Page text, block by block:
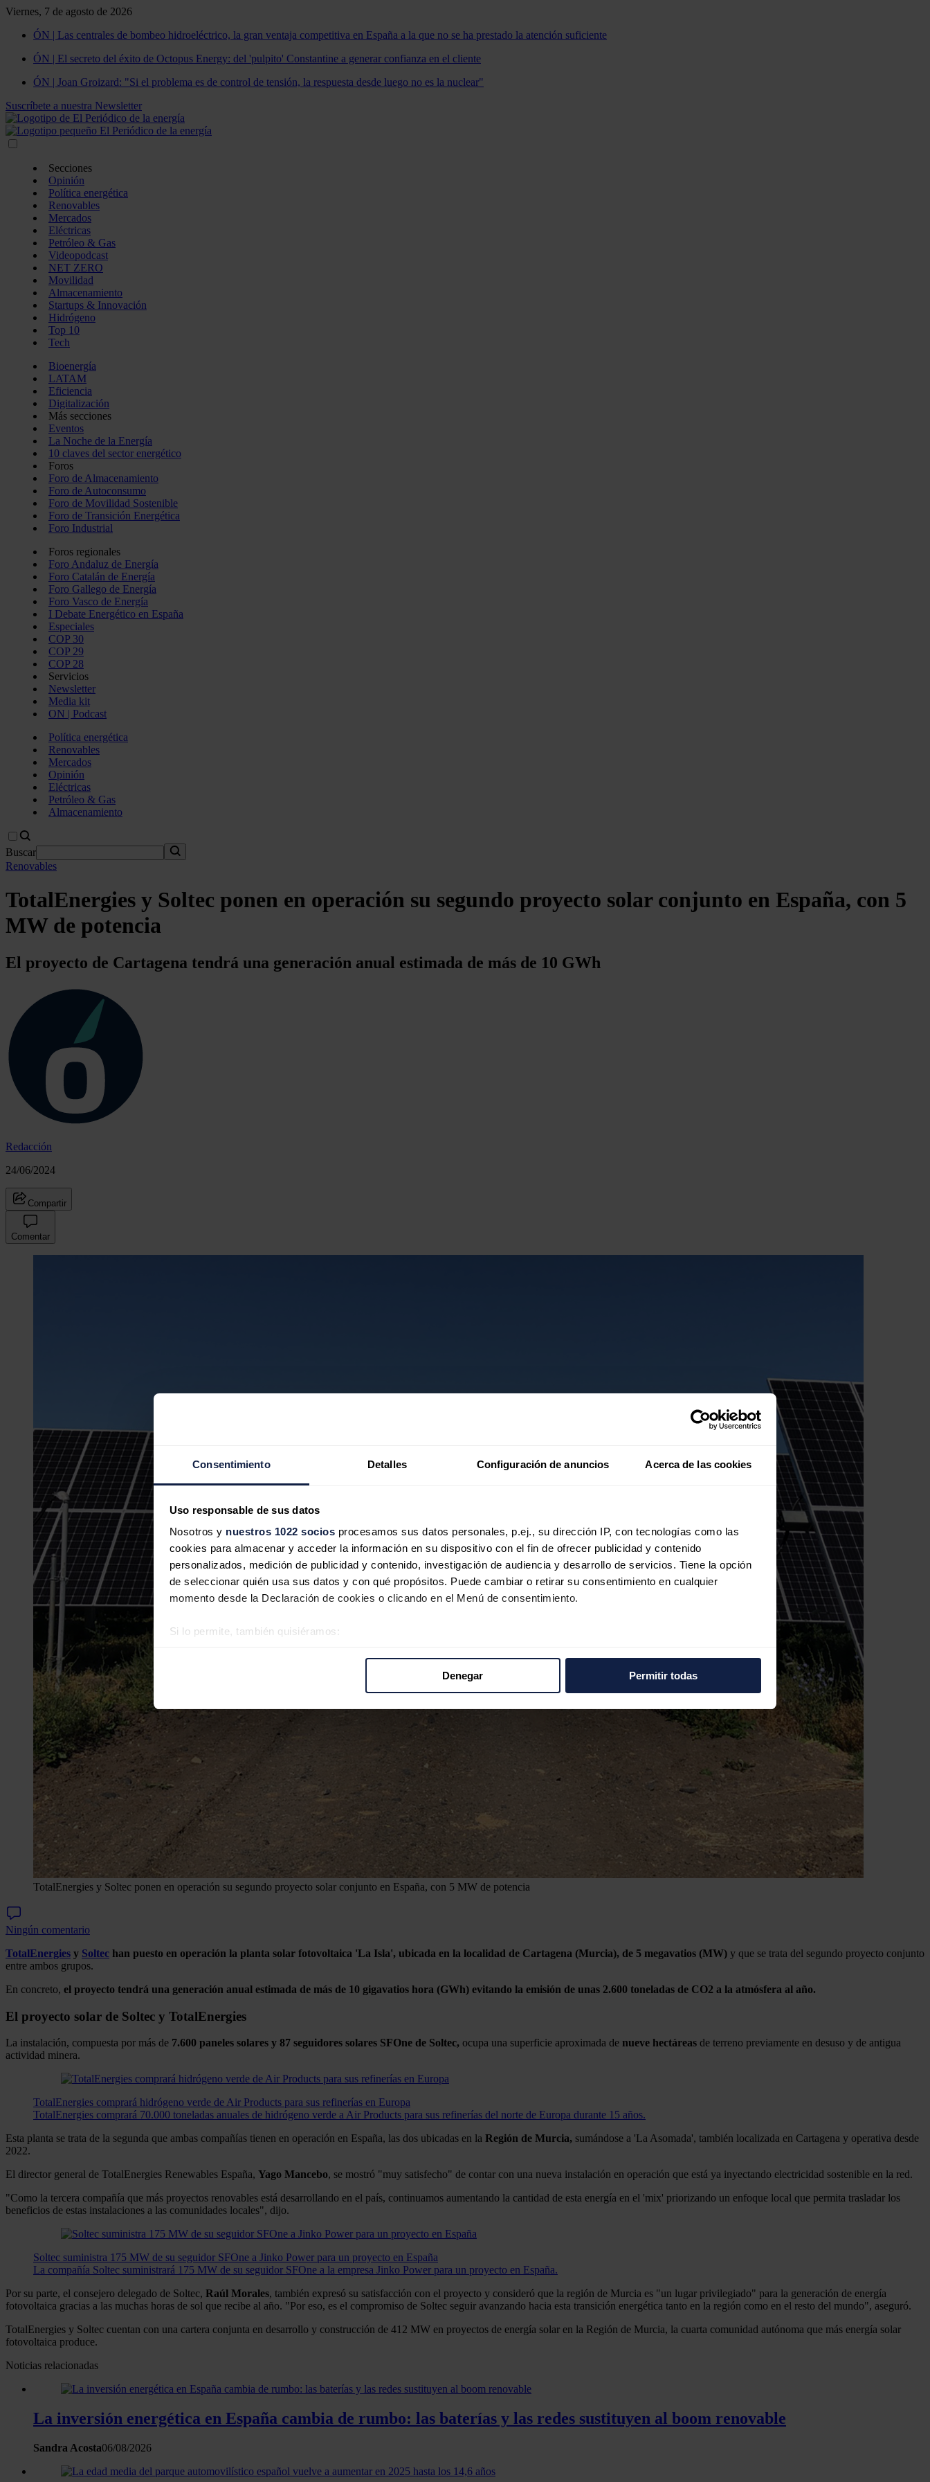
Consentimiento Detalles Configuración de anuncios Acerca de las cookies
Uso responsable de sus datos
Nosotros y nuestros 1022 socios procesamos sus datos personales, p.ej., su dirección IP, con tecnologías como las
cookies para almacenar y acceder la información en su dispositivo con el fin de ofrecer publicidad y contenido
personalizados, medición de publicidad y contenido, investigación de audiencia y desarrollo de servicios. Tiene la opción
de seleccionar quién usa sus datos y con qué propósitos. Puede cambiar o retirar su consentimiento en cualquier
momento desde la Declaración de cookies o clicando en el Menú de consentimiento.
Si lo permite, también quisiéramos:
Las cookies de este sitio web se usan para personalizar el contenido y los anuncios, ofrecer funciones de redes sociales
y analizar el tráfico. Además, compartimos información sobre el uso que haga del sitio web con nuestros partners de
redes sociales, publicidad y análisis web, quienes pueden combinarla con otra información que les haya proporcionado o
que hayan recopilado a partir del uso que haya hecho de sus servicios.
Denegar Permitir todas
Viernes, 7 de agosto de 2026
ÓN | Las centrales de bombeo hidroeléctrico, la gran ventaja competitiva en España a la que no se ha prestado la atención suficiente
ÓN | El secreto del éxito de Octopus Energy: del 'pulpito' Constantine a generar confianza en el cliente
ÓN | Joan Groizard: "Si el problema es de control de tensión, la respuesta desde luego no es la nuclear"
Suscríbete a nuestra Newsletter
Secciones
Opinión
Política energética
Renovables
Mercados
Eléctricas
Petróleo & Gas
Videopodcast
NET ZERO
Movilidad
Almacenamiento
Startups & Innovación
Hidrógeno
Top 10
Tech
Bioenergía
LATAM
Eficiencia
Digitalización
Más secciones
Eventos
La Noche de la Energía
10 claves del sector energético
Foros
Foro de Almacenamiento
Foro de Autoconsumo
Foro de Movilidad Sostenible
Foro de Transición Energética
Foro Industrial
Foros regionales
Foro Andaluz de Energía
Foro Catalán de Energía
Foro Gallego de Energía
Foro Vasco de Energía
I Debate Energético en España
Especiales
COP 30
COP 29
COP 28
Servicios
Newsletter
Media kit
ON | Podcast
Política energética
Renovables
Mercados
Opinión
Eléctricas
Petróleo & Gas
Almacenamiento
Buscar
Renovables
TotalEnergies y Soltec ponen en operación su segundo proyecto solar conjunto en España, con 5
MW de potencia
El proyecto de Cartagena tendrá una generación anual estimada de más de 10 GWh
Redacción
24/06/2024
Compartir
Comentar
TotalEnergies y Soltec ponen en operación su segundo proyecto solar conjunto en España, con 5 MW de potencia
Ningún comentario
TotalEnergies y Soltec han puesto en operación la planta solar fotovoltaica 'La Isla', ubicada en la localidad de Cartagena (Murcia), de 5 megavatios (MW) y que se trata del segundo proyecto conjunto
entre ambos grupos.
En concreto, el proyecto tendrá una generación anual estimada de más de 10 gigavatios hora (GWh) evitando la emisión de unas 2.600 toneladas de CO2 a la atmósfera al año.
El proyecto solar de Soltec y TotalEnergies
La instalación, compuesta por más de 7.600 paneles solares y 87 seguidores solares SFOne de Soltec, ocupa una superficie aproximada de nueve hectáreas de terreno previamente en desuso y de antigua
actividad minera.
TotalEnergies comprará hidrógeno verde de Air Products para sus refinerías en Europa
TotalEnergies comprará 70.000 toneladas anuales de hidrógeno verde a Air Products para sus refinerías del norte de Europa durante 15 años.
Esta planta se trata de la segunda que ambas compañías tienen en operación en España, las dos ubicadas en la Región de Murcia, sumándose a 'La Asomada', también localizada en Cartagena y operativa desde
2022.
El director general de TotalEnergies Renewables España, Yago Mancebo, se mostró "muy satisfecho" de contar con una nueva instalación en operación que está ya inyectando electricidad sostenible en la red.
"Como la tercera compañía que más proyectos renovables está desarrollando en el país, continuamos aumentando la cantidad de esta energía en el 'mix' priorizando un enfoque local que permita trasladar los
beneficios de estas instalaciones a las comunidades locales", dijo.
Soltec suministra 175 MW de su seguidor SFOne a Jinko Power para un proyecto en España
La compañía Soltec suministrará 175 MW de su seguidor SFOne a la empresa Jinko Power para un proyecto en España.
Por su parte, el consejero delegado de Soltec, Raúl Morales, también expresó su satisfacción con el proyecto y consideró que la región de Murcia es "un lugar privilegiado" para la generación de energía
fotovoltaica gracias a las muchas horas de sol que recibe al año. "Por eso, es el compromiso de Soltec seguir avanzando hacia esta transición energética tanto en la región como en el resto del mundo", aseguró.
TotalEnergies y Soltec cuentan con una cartera conjunta en desarrollo y construcción de 412 MW en proyectos de energía solar en la Región de Murcia, la cuarta comunidad autónoma que más energía solar
fotovoltaica produce.
Noticias relacionadas
La inversión energética en España cambia de rumbo: las baterías y las redes sustituyen al boom renovable
Sandra Acosta06/08/2026